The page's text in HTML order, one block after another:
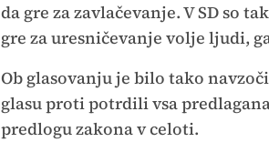
da gre za zavlačevanje. V SD so
gre za uresničevanje volje ljudi,
Ob glasovanju je bilo tako
glasu proti potrdili vsa
predlogu zakona v celoti.